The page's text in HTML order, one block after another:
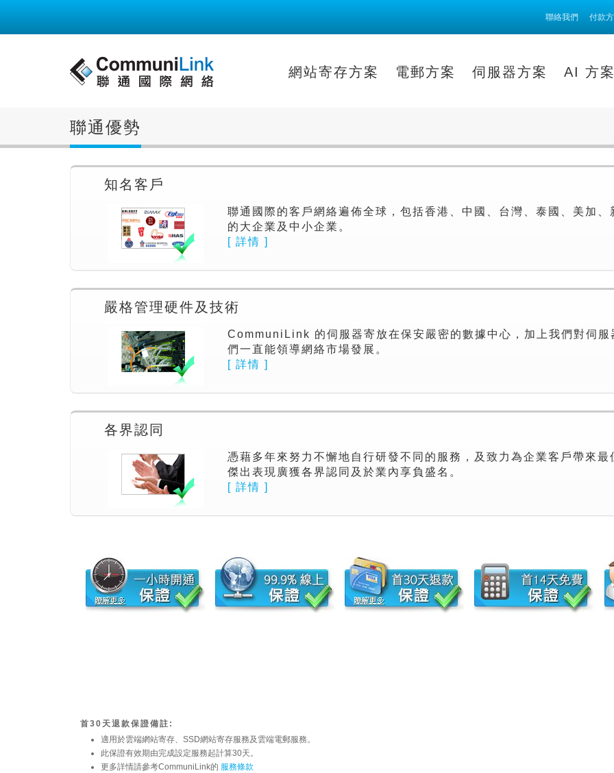
聯絡我們 付款
網站寄存方案 電郵方案 伺服器方案 AI 方
聯通優勢
知名客戶
聯通國際的客戶網絡遍佈全球，包括香港、中國、台灣、泰國、美加
的大企業及中小企業。
[ 詳情 ]
嚴格管理硬件及技術
CommuniLink 的伺服器寄放在保安嚴密的數據中心，加上我們對伺
們一直能領導網絡市場發展。
[ 詳情 ]
各界認同
憑藉多年來努力不懈地自行研發不同的服務，及致力為企業客戶帶來
傑出表現廣獲各界認同及於業內享負盛名。
[ 詳情 ]
首30天退款保證備註:
適用於雲端網站寄存、SSD網站寄存服務及雲端電郵服務。
此保證有效期由完成設定服務起計算30天。
更多詳情請參考CommuniLink的 服務條款